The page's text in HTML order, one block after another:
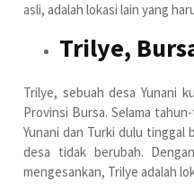
asli, adalah lokasi lain yang
Trilye,
Trilye, sebuah desa Yunani
Provinsi Bursa. Selama
Yunani dan Turki dulu tinggal
desa tidak berubah.
mengesankan, Trilye adalah